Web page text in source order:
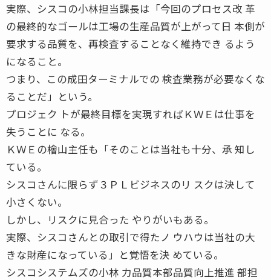
実際、シスコの小林担当課長は「今回のプロセス改 革
の最終的なゴールは工場の生産品質が上がって日 本側が
要求する品質を、再検査することなく維持でき るよう
になること。
つまり、この成田ターミナルでの 検査業務が必要なくな
ることだ」という。
プロジェク トが最終目標を実現すればＫＷＥは仕事を
失うことに なる。
ＫＷＥの檜山主任も「そのことは当社も十分、承 知し
ている。
シスコさんに限らず３ＰＬビジネスのリ スクは決して
小さくない。
しかし、リスクに見合った やりがいもある。
実際、シスコさんとの取引で得たノ ウハウは当社の大
きな財産になっている」と覚悟を決 めている。
シスコシステムズの小林 力品質本部品質向上推進 部担